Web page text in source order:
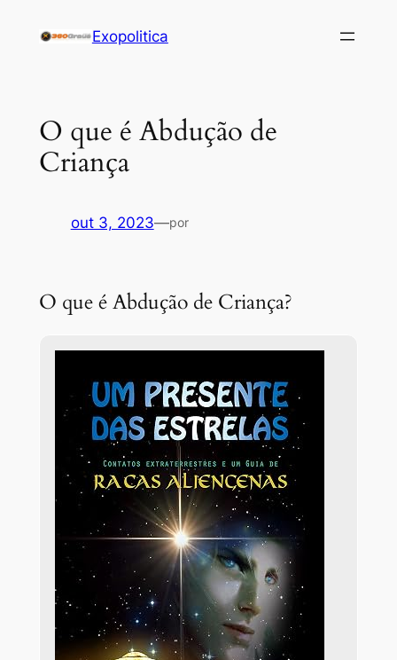
Exopolitica
O que é Abdução de
Criança
out 3, 2023—por
O que é Abdução de Criança?